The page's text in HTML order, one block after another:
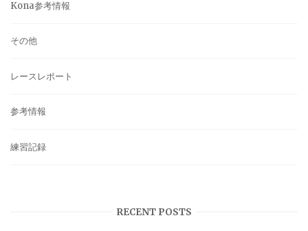
Kona参考情報
その他
レースレポート
参考情報
練習記録
RECENT POSTS